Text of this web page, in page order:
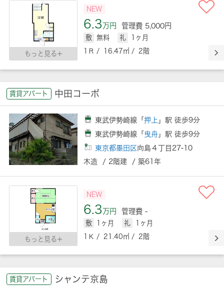
もっと見る
NEW
6.3万円 管理費 5,000円
敷 無料 礼
1ヶ月
1Ｒ / 16.47㎡ / 2階
賃貸アパート 中田コーポ
東武伊勢崎線「押上 」駅 徒歩9分
東武伊勢崎線「 曳舟 」駅 徒歩9分
東京都墨田区 向島４丁目27-10
木造 / 2階建 / 築61年
もっと見る
NEW
6.3万円 管理費 -
敷 1ヶ月 礼
1ヶ月
1Ｋ / 21.40㎡ / 2階
賃貸アパート シャンテ京島